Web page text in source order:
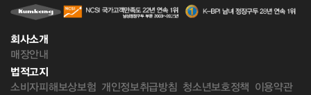
회사소개
매장안내
법적고지
소비자피해보상보험 개인정보취급방침 청소년보호정책 이용약관